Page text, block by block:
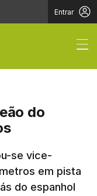
Entrar
do
se vice-
em pista
do espanhol